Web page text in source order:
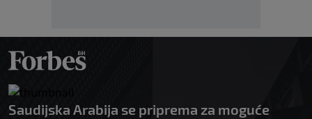
Saudijska Arabija se priprema za moguće